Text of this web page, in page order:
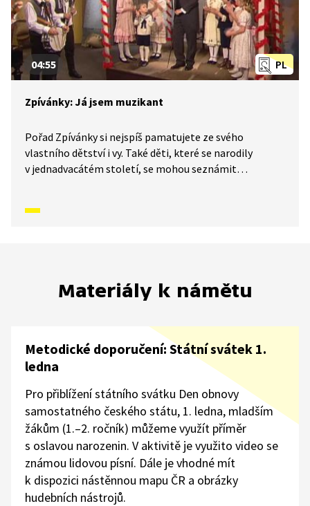
PL
04:55
Zpívánky: Já jsem muzikant
Pořad Zpívánky si nejspíš pamatujete ze svého
vlastního dětství i vy. Také děti, které se narodily
v jednadvacátém století, se mohou seznámit
představíme písničky i dobový kontext, ve kterém
Materiály k námětu
Metodické doporučení: Státní svátek 1.
ledna
Pro přiblížení státního svátku Den obnovy
samostatného českého státu, 1. ledna, mladším
žákům (1.–2. ročník) můžeme využít příměr
s oslavou narozenin. V aktivitě je využito video se
známou lidovou písní. Dále je vhodné mít
k dispozici nástěnnou mapu ČR a obrázky
hudebních nástrojů.